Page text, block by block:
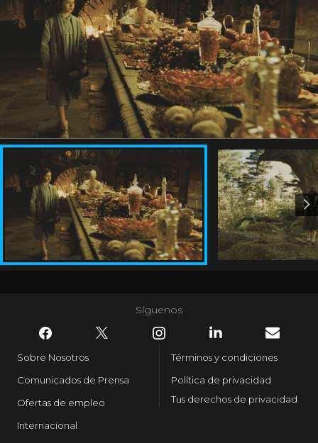
Síguenos
Sobre Nosotros
Comunicados de Prensa
Ofertas de empleo
Internacional
Términos y condiciones
Política de privacidad
Tus derechos de privacidad